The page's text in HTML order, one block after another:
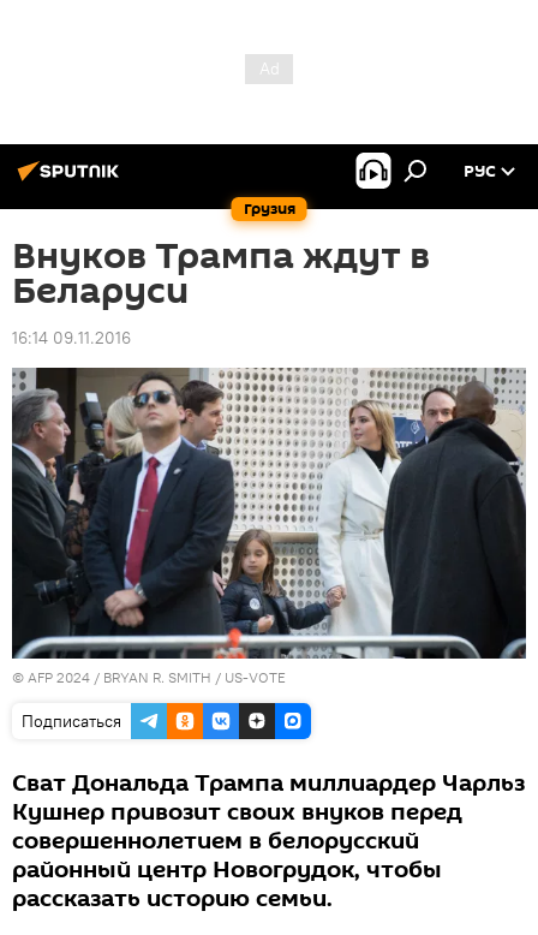
Грузия
РУС
Внуков Трампа ждут в
Беларуси
16:14 09.11.2016
© AFP 2024 / BRYAN R. SMITH / US-VOTE
Подписаться
Сват Дональда Трампа миллиардер Чарльз
Кушнер привозит своих внуков перед
совершеннолетием в белорусский
районный центр Новогрудок, чтобы
рассказать историю семьи.